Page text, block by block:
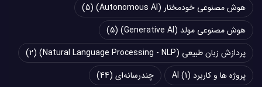
هوش مصنوعی خودمختار (Autonomous AI)
(5)
هوش مصنوعی مولد (Generative AI)
(5)
پردازش زبان طبیعی (Natural Language Processing - NLP)
(2)
پروژه ها و کاربرد AI (1) چند‌‌رسانه‌ای (44)